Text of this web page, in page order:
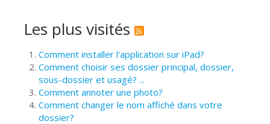
Les plus visités
Comment installer l'application sur iPad?
Comment choisir ses dossier principal, dossier,
sous-dossier et usagé? ...
Comment annoter une photo?
Comment changer le nom affiché dans votre
dossier?